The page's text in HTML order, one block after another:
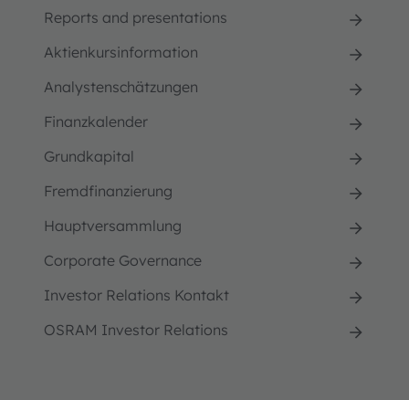
Reports and presentations
Aktienkursinformation
Analystenschätzungen
Finanzkalender
Grundkapital
Fremdfinanzierung
Hauptversammlung
Corporate Governance
Investor Relations Kontakt
OSRAM Investor Relations